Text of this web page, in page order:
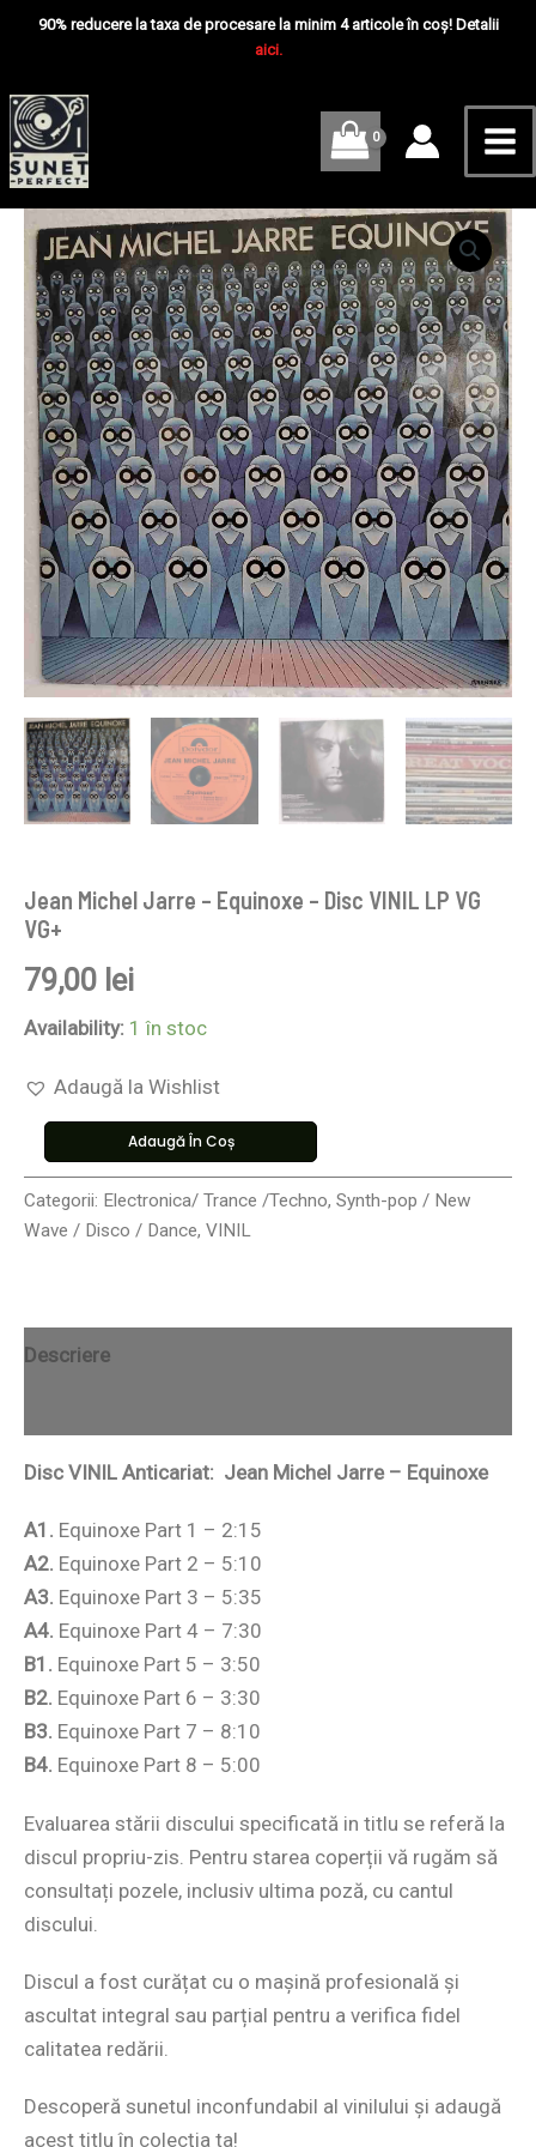
90% reducere la taxa de procesare la minim 4 articole în coș! Detalii
aici.
Jean Michel Jarre – Equinoxe – Disc VINIL LP VG
VG+
79,00 lei
Availability: 1 în stoc
Adaugă la Wishlist
Jean
Michel
Jarre
Equinoxe
Disc
VINIL
LP
VG
VG+
Adaugă În Coș
Categorii: Electronica/ Trance /Techno, Synth-pop / New
Wave / Disco / Dance, VINIL
Descriere
Disc VINIL Anticariat: Jean Michel Jarre – Equinoxe
A1. Equinoxe Part 1 – 2:15
A2. Equinoxe Part 2 – 5:10
A3. Equinoxe Part 3 – 5:35
A4. Equinoxe Part 4 – 7:30
B1. Equinoxe Part 5 – 3:50
B2. Equinoxe Part 6 – 3:30
B3. Equinoxe Part 7 – 8:10
B4. Equinoxe Part 8 – 5:00
Evaluarea stării discului specificată in titlu se referă la
discul propriu-zis. Pentru starea coperții vă rugăm să
consultați pozele, inclusiv ultima poză, cu cantul
discului.
Discul a fost curățat cu o mașină profesională și
ascultat integral sau parțial pentru a verifica fidel
calitatea redării.
Descoperă sunetul inconfundabil al vinilului și adaugă
acest titlu în colecția ta!
Equinoxe